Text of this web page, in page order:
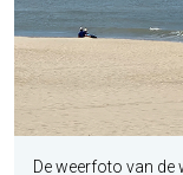
De weerfoto van de